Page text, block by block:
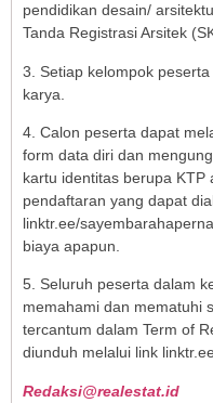
pendidikan desain/
Tanda Registrasi Arsitek
3. Setiap kelompok
karya.
4. Calon peserta dapat
form data diri dan
kartu identitas berupa KTP
pendaftaran yang dapat
linktr.ee/
biaya apapun.
5. Seluruh peserta dalam
memahami dan mematuhi
tercantum dalam Term of
diunduh melalui link
Redaksi@realestat.id